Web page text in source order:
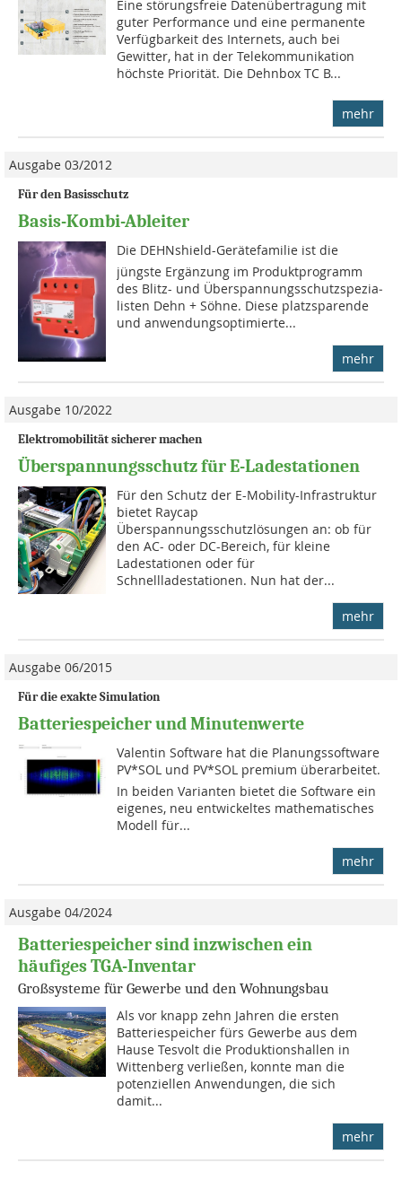
Eine störungsfreie Datenübertragung mit
guter Performance und eine permanente
Verfügbarkeit des Internets, auch bei
Gewitter, hat in der Telekommunikation
höchste Priorität. Die Dehnbox TC B...
mehr
Ausgabe 03/2012
Für den Basisschutz
Basis-Kombi-Ableiter
Die DEHNshield-Gerätefamilie ist die
jüngste Ergänzung im Produktprogramm
des Blitz- und Überspannungsschutzspezia­
lis­ten Dehn + Söhne. Diese platzsparende
und anwendungsoptimierte...
mehr
Ausgabe 10/2022
Elektromobilität sicherer machen
Überspannungsschutz für E-Ladestationen
Für den Schutz der E-Mobility-Infrastruktur
bietet Raycap
Überspannungsschutzlösungen an: ob für
den AC- oder DC-Bereich, für kleine
Ladestationen oder für
Schnellladestationen. Nun hat der...
mehr
Ausgabe 06/2015
Für die exakte Simulation
Batteriespeicher und Minutenwerte
Valentin Software hat die Planungssoftware
PV*SOL und PV*SOL premium überarbeitet.
In beiden Varianten bietet die Software ein
eigenes, neu ent­wickeltes mathematisches
Modell für...
mehr
Ausgabe 04/2024
Batteriespeicher sind inzwischen ein
häufiges TGA-Inventar
Großsysteme für Gewerbe und den Wohnungsbau
Als vor knapp zehn Jahren die ersten
Batteriespeicher fürs Gewerbe aus dem
Hause Tesvolt die Produktionshallen in
Wittenberg verließen, konnte man die
potenziellen Anwendungen, die sich
damit...
mehr